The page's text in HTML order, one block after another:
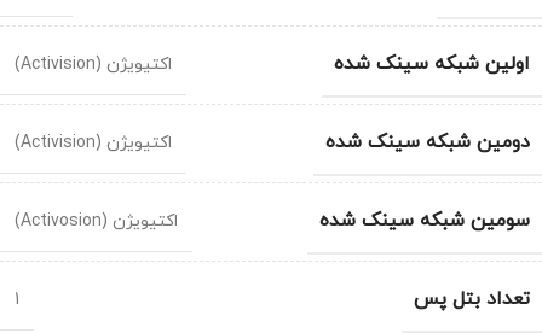
اولین شبکه سینک شده اکتیویژن (Activision)
دومین شبکه سینک شده اکتیویژن (Activision)
سومین شبکه سینک شده اکتیویژن (Activosion)
تعداد بتل پس 1